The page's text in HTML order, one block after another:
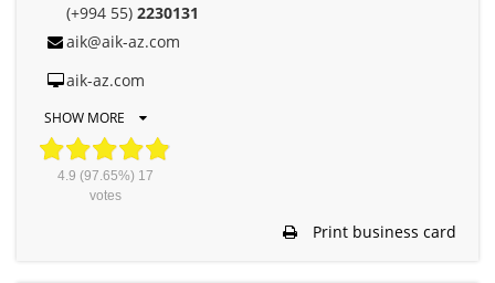
(+994 55) 2230131
aik@aik-az.com
aik-az.com
SHOW MORE
4.9 (97.65%) 17
votes
Print business card